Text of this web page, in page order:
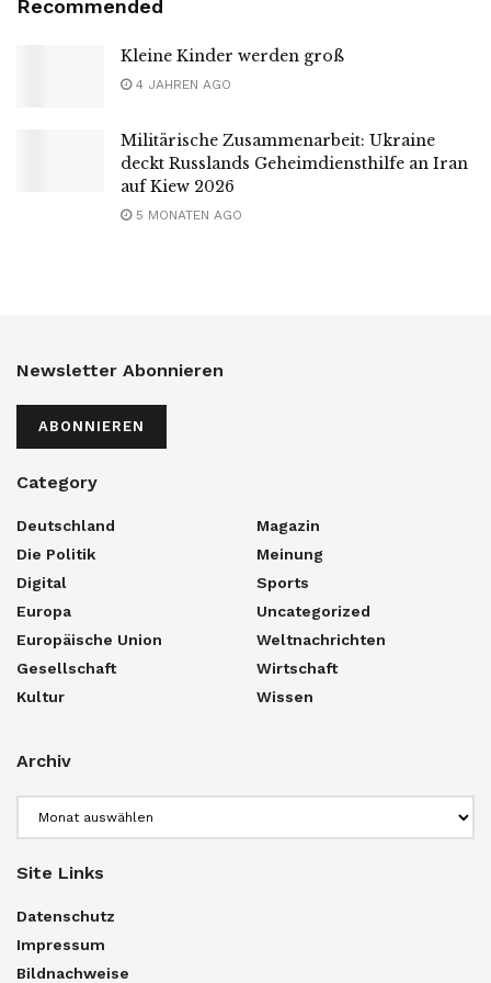
Recommended
Kleine Kinder werden groß
4 JAHREN AGO
Militärische Zusammenarbeit: Ukraine
deckt Russlands Geheimdiensthilfe an Iran
auf Kiew 2026
5 MONATEN AGO
Newsletter Abonnieren
ABONNIEREN
Category
Deutschland
Die Politik
Digital
Europa
Europäische Union
Gesellschaft
Kultur
Magazin
Meinung
Sports
Uncategorized
Weltnachrichten
Wirtschaft
Wissen
Archiv
Site Links
Datenschutz
Impressum
Bildnachweise